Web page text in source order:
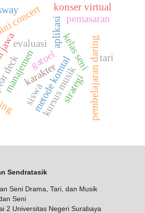
aplikasi
metode komtal
evaluasi kelas seni
gatoel
karakter
manajemen pembelajaran daring
concert
kursus musik
pemasaran
konser virtual
strategi
tari
siswa
Sendratasik
Seni Drama, Tari, dan Musik
Seni
2 Universitas Negeri Surabaya